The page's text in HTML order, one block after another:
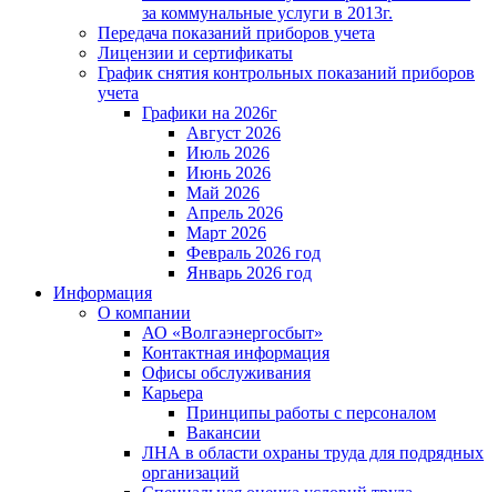
за коммунальные услуги в 2013г.
Передача показаний приборов учета
Лицензии и сертификаты
График снятия контрольных показаний приборов
учета
Графики на 2026г
Август 2026
Июль 2026
Июнь 2026
Май 2026
Апрель 2026
Март 2026
Февраль 2026 год
Январь 2026 год
Информация
О компании
АО «Волгаэнергосбыт»
Контактная информация
Офисы обслуживания
Карьера
Принципы работы с персоналом
Вакансии
ЛНА в области охраны труда для подрядных
организаций